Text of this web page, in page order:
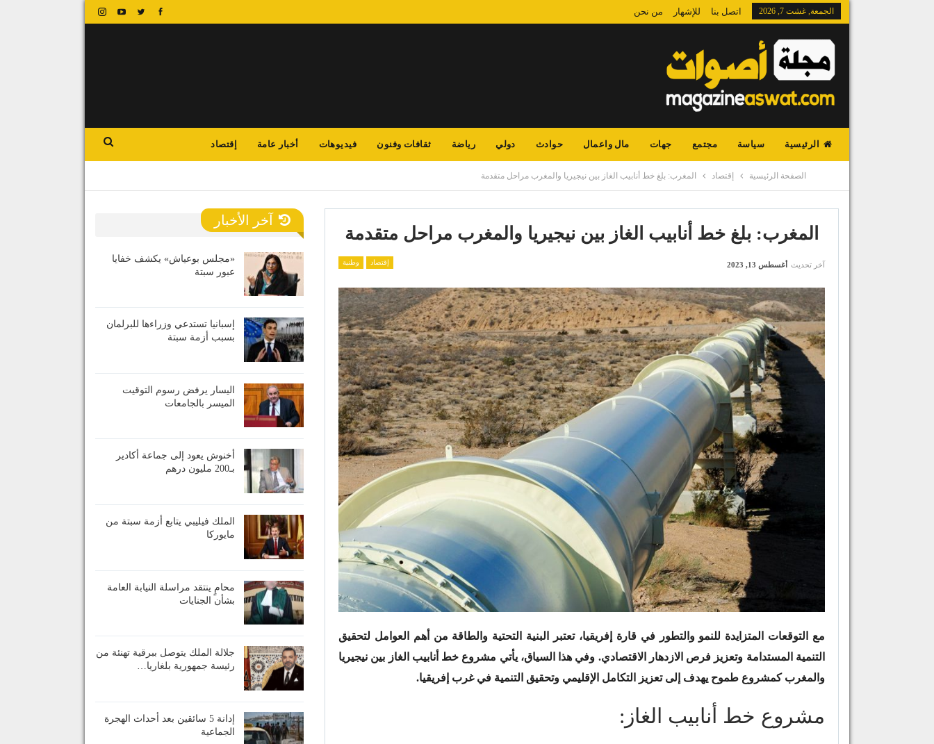
الجمعة, غشت 7, 2026 اتصل بنا للإشهار من نحن
الرئيسية سياسة مجتمع جهات مال واعمال حوادث دولي رياضة ثقافات وفنون فيديوهات أخبار عامة إقتصاد
الصفحة الرئيسية إقتصاد المغرب: بلغ خط أنابيب الغاز بين نيجيريا والمغرب مراحل متقدمة
المغرب: بلغ خط أنابيب الغاز بين نيجيريا والمغرب مراحل متقدمة
إقتصاد وطنية آخر تحديث أغسطس 13, 2023
مع التوقعات المتزايدة للنمو والتطور في قارة إفريقيا، تعتبر البنية التحتية والطاقة من أهم العوامل لتحقيق
التنمية المستدامة وتعزيز فرص الازدهار الاقتصادي. وفي هذا السياق، يأتي مشروع خط أنابيب الغاز بين نيجيريا
والمغرب كمشروع طموح يهدف إلى تعزيز التكامل الإقليمي وتحقيق التنمية في غرب إفريقيا.
مشروع خط أنابيب الغاز:
آخر الأخبار
«مجلس بوعياش» يكشف خفايا
عبور سبتة
إسبانيا تستدعي وزراءها للبرلمان
بسبب أزمة سبتة
اليسار يرفض رسوم التوقيت
الميسر بالجامعات
أخنوش يعود إلى جماعة أكادير
بـ200 مليون درهم
الملك فيليبي يتابع أزمة سبتة من
مايوركا
محامٍ ينتقد مراسلة النيابة العامة
بشأن الجنايات
جلالة الملك يتوصل ببرقية تهنئة من
رئيسة جمهورية بلغاريا…
إدانة 5 سائقين بعد أحداث الهجرة
الجماعية